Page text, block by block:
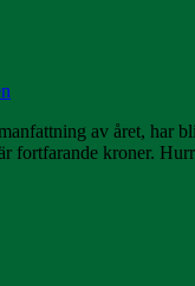
av året, har
fortfarande kroner.